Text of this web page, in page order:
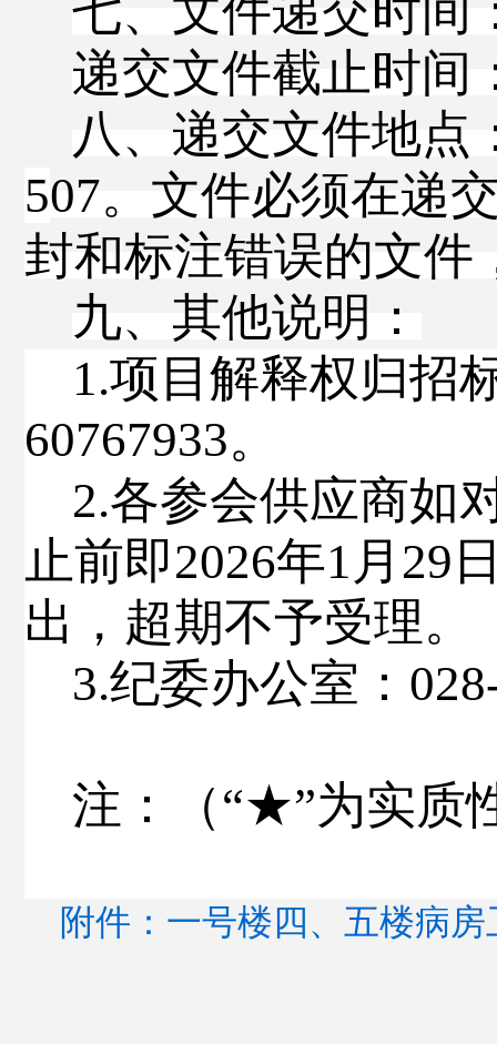
七、文件递交时间
递交文件截止时间
八、递交文件地点
507。文件必须在递
封和标注错误的文件
九、其他说明 ：
1.项目解释权归招
60767933。
2.各参会供应商如
止前即2026年1 月 29
出，超期不予受理。
3.纪委办公室 ：
注：（“★”为实质
附件：一号楼四、五楼病